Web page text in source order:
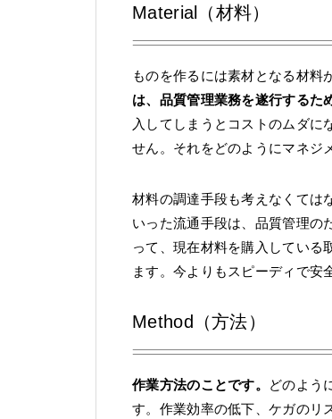
Material（材料）
ものを作るには素材となる材料
は、品質管理業務を遂行するた
入してしまうとコストのムダに
せん。それをどのようにマネジ
材料の調達手段も考えなくては
いった流通手段は、品質管理の
って、現在材料を購入している
ます。今よりもスピーディで安
Method（方法）
作業方法のことです。
どのよう
す。作業効率の低下、ケガのリ